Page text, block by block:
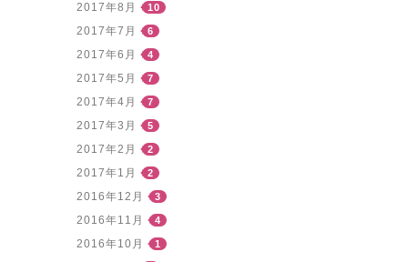
2017年8月 10
2017年7月 6
2017年6月 4
2017年5月 7
2017年4月 7
2017年3月 5
2017年2月 2
2017年1月 2
2016年12月 3
2016年11月 4
2016年10月 1